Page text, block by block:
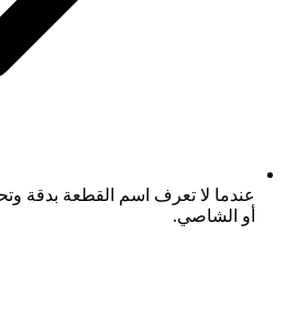
عندما لا تعرف اسم القطعة بدقة
أو الشاصي.